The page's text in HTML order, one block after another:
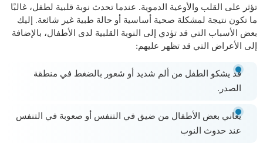
تؤثر على القلب والأوعية الدموية. عندما تحدث نوبة قلبية لطفل، غالبًا
ما تكون نتيجة لمشكلة صحية أساسية أو حالة طبية غير شائعة. إليك
بعض الأسباب التي قد تؤدي إلى النوبة القلبية لدى الأطفال، بالإضافة
إلى الأعراض التي قد تظهر عليهم:
قد يشكو الطفل من ألم شديد أو شعور بالضغط في منطقة
الصدر.
يعاني بعض الأطفال من ضيق في التنفس أو صعوبة في التنفس
عند حدوث النوب